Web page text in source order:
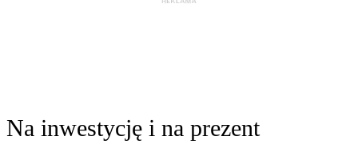
Na inwestycję i na prezent